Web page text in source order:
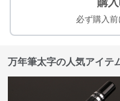
購
必ず購入前
万年筆太字の人気アイテ